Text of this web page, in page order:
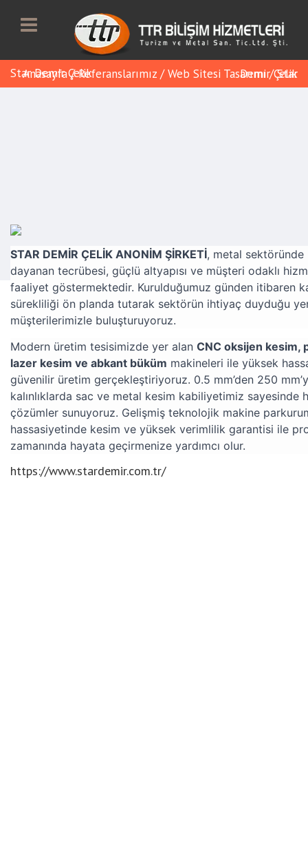
Star Demir Çelik
Anasayfa / Referanslarımız / Web Sitesi Tasarımı /
Star Demir Çelik
Referans Detayı
STAR DEMİR ÇELİK ANONİM ŞİRKETİ, metal sektöründe
dayanan tecrübesi, güçlü altyapısı ve müşteri odaklı
faaliyet göstermektedir. Kurulduğumuz günden itibaren
sürekliliği ön planda tutarak sektörün ihtiyaç duyduğu
müşterilerimizle buluşturuyoruz.
Modern üretim tesisimizde yer alan CNC oksijen kesim,
lazer kesim ve abkant büküm makineleri ile yüksek
güvenilir üretim gerçekleştiriyoruz. 0.5 mm’den 250
kalınlıklarda sac ve metal kesim kabiliyetimiz sayesinde
çözümler sunuyoruz. Gelişmiş teknolojik makine
hassasiyetinde kesim ve yüksek verimlilik garantisi ile
zamanında hayata geçirmenize yardımcı olur.
https://www.stardemir.com.tr/